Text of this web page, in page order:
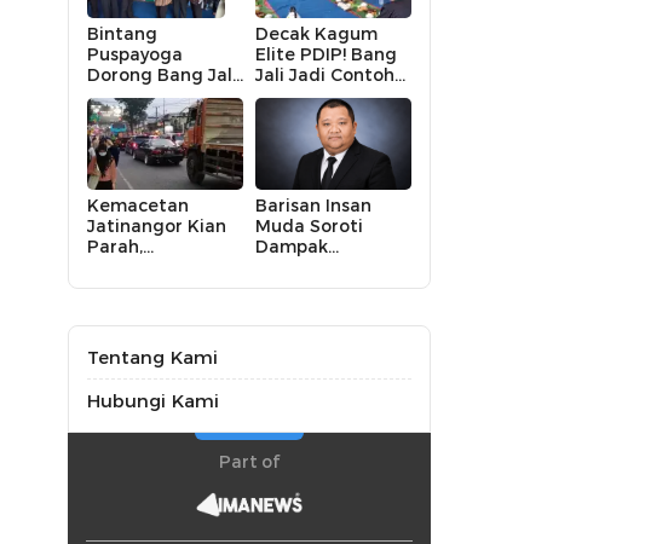
Bintang
Puspayoga
Dorong Bang Jali
Naik Kelas,
Literasi hingga
UMKM Digital
Jadi Fokus
Decak Kagum
Elite PDIP! Bang
Jali Jadi Contoh
Nyata Kampung
Aman, Bersih, dan
Mandiri
Kemacetan
Jatinangor Kian
Parah,
JPO Dinilai Jadi
Barisan Insan
Muda Soroti
Dampak
Petani,
Pemerintah dan
Tentang Kami
Hubungi Kami
Part of